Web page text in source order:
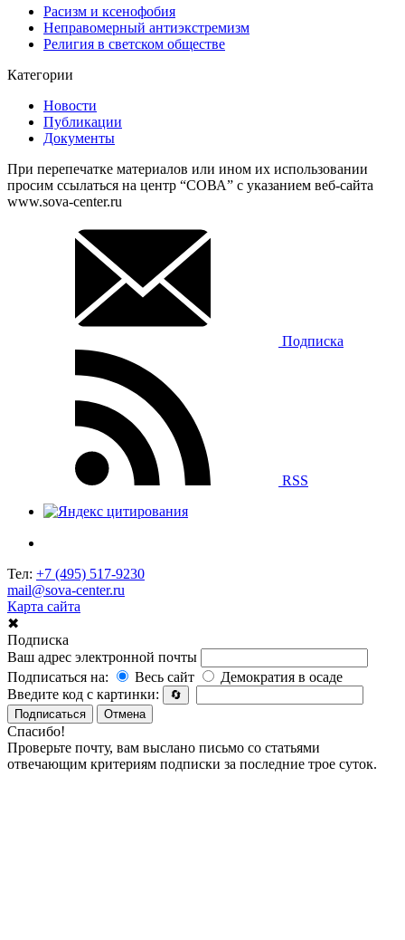
Расизм и ксенофобия
Неправомерный антиэкстремизм
Религия в светском обществе
Категории
Новости
Публикации
Документы
При перепечатке материалов или ином их использовании
просим ссылаться на центр “СОВА” с указанием веб-сайта
www.sova-center.ru
Подписка
RSS
Тел: +7 (495) 517-9230
mail@sova-center.ru
Карта сайта
✖
Подписка
Ваш адрес электронной почты
Подписаться на:
Весь сайт
Демократия в осаде
Введите код с картинки:
🔄
Подписаться
Отмена
Спасибо!
Проверьте почту, вам выслано письмо со статьями
отвечающим критериям подписки за последние трое суток.